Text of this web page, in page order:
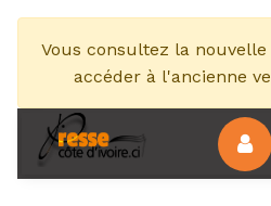
Vous consultez la
accéder à l'ancienne